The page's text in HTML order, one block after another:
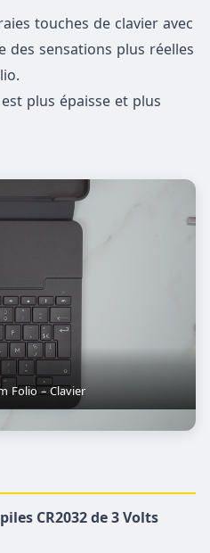
touches de clavier avec
des sensations plus réelles
plus épaisse et plus
Folio – Clavier
CR2032 de 3 Volts